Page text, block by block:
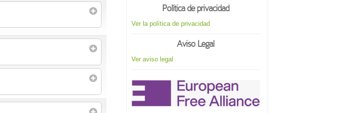
Política de privacidad
Ver la política de privacidad
Aviso Legal
Ver aviso legal